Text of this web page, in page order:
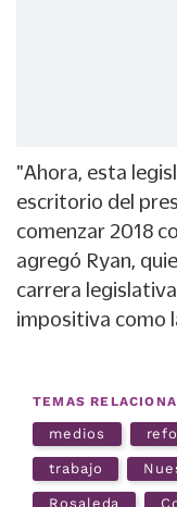
"Ahora, esta
escritorio del
comenzar 2018
agregó Ryan,
carrera
impositiva como
TEMAS
medios
trabajo
Rosaleda